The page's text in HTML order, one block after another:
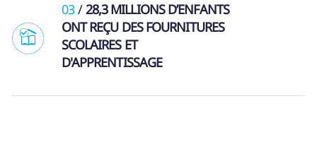
03
28,3 MILLIONS D’ENFANTS
ONT REÇU DES FOURNITURES
SCOLAIRES ET
D'APPRENTISSAGE